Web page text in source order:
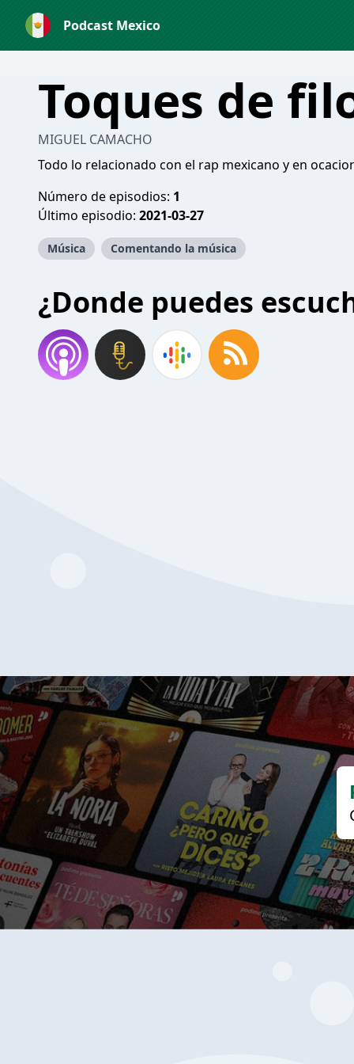
Podcast Mexico
Toques de
MIGUEL CAMACHO
Todo lo relacionado con el rap mexicano y en
Número de episodios: 1
Último episodio: 2021-03-27
Música Comentando la música
¿Donde puedes